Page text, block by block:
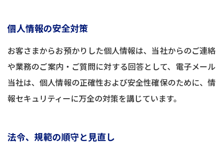
個人情報の安全対策
お客さまからお預かりした個人情報は、当社からのご連絡
や業務のご案内・ご質問に対する回答として、電子メール
当社は、個人情報の正確性および安全性確保のために、情
報セキュリティーに万全の対策を講じています。
法令、規範の順守と見直し